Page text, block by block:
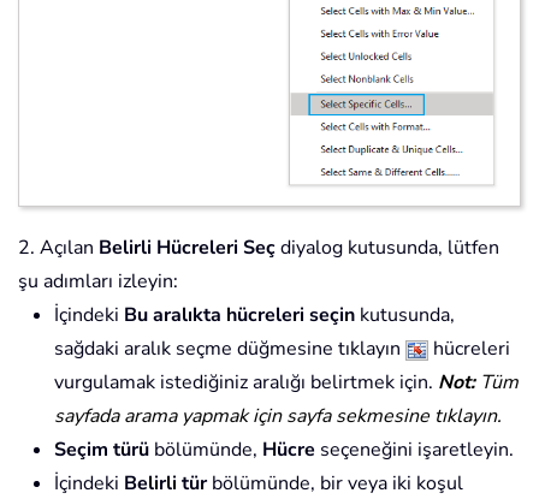
2. Açılan Belirli Hücreleri Seçdiyalog kutusunda, lütfen
şu adımları izleyin:
İçindeki Bu aralıkta hücreleri seçin kutusunda,
sağdaki aralık seçme düğmesine tıklayın
hücreleri
vurgulamak istediğiniz aralığı belirtmek için. Not:Tüm
sayfada arama yapmak için sayfa sekmesine tıklayın.
Seçim türü bölümünde, Hücre seçeneğini işaretleyin.
İçindeki Belirli türbölümünde, bir veya iki koşul